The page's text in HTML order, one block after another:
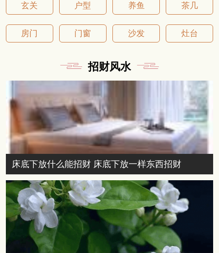
玄关 户型 养鱼 茶几
房门 门窗 沙发 灶台
招财风水
床底下放什么能招财 床底下放一样东西招财